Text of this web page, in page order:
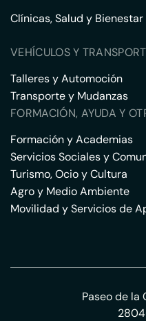
Clínicas, Salud y Bienestar
VEHÍCULOS Y
Talleres y Automoción
Transporte y Mudanzas
FORMACIÓN, AYUDA Y
Formación y Academias
Servicios Sociales y
Turismo, Ocio y Cultura
Agro y Medio Ambiente
Movilidad y Servicios de
Paseo de la